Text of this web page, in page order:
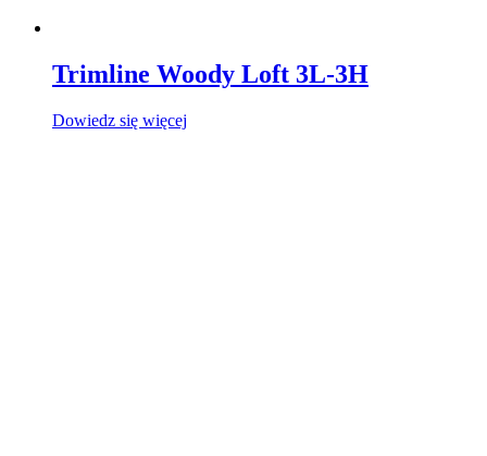
Trimline Woody Loft 3L-3H
Dowiedz się więcej